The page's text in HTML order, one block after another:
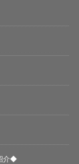
介◆